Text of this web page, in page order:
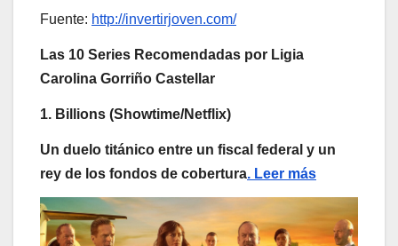
Fuente: http://invertirjoven.com/
Las 10 Series Recomendadas por Ligia
Carolina Gorriño Castellar
1. Billions (Showtime/Netflix)
Un duelo titánico entre un fiscal federal y un
rey de los fondos de cobertura. Leer más